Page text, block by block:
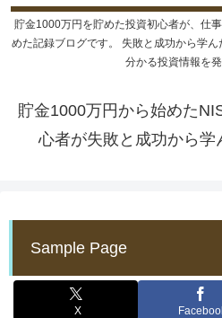
貯金1000万円を貯めた投資初心者が、仕
めた記録ブログです。 失敗と成功から学
分かる投資情報を発
貯金1000万円から始めた
心者が失敗と成功から学
Sample Page
X